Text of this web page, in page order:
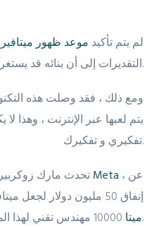
لم يتم تأكيد موعد ظهور
التقديرات إلى أن بنائه قد يستغرق بضع سنوات.
ومع ذلك ، فقد وصلت هذه
يتم لعبها عبر الإنترنت ، وهذا
تفكيري و تفكيرك.
Meta ، عن
إنفاق 50 مليون دولار لجعل ميتافيرس ممكنا ، وقد وظفت شركة
ميتا10000 مهندس تقني لهذا المشروع.